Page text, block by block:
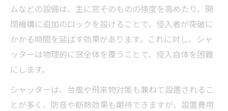
ムなどの設備は、主に窓そのものの強度を高めたり、開
閉機構に追加のロックを設けることで、侵入者が突破に
かかる時間を延ばす効果があります。これに対し、シャ
ッターは物理的に窓全体を覆うことで、侵入自体を困難
にします。
シャッターは、台風や飛来物対策も兼ねて設置されるこ
とが多く、防音や断熱効果も期待できますが、設置費用